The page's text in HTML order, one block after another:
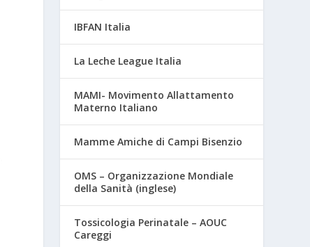
IBFAN Italia
La Leche League Italia
MAMI- Movimento Allattamento
Materno Italiano
Mamme Amiche di Campi Bisenzio
OMS – Organizzazione Mondiale
della Sanità (inglese)
Tossicologia Perinatale – AOUC
Careggi